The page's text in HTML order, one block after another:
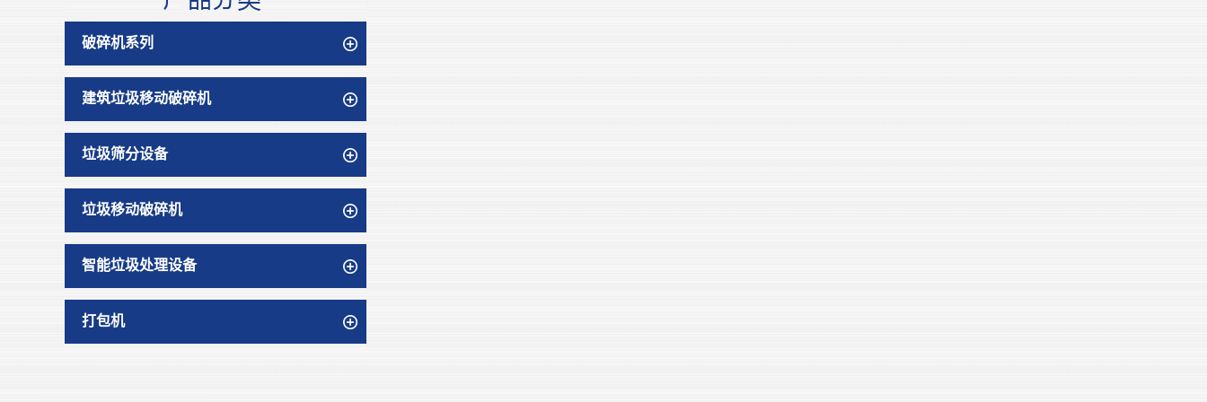
破碎机系列
建筑垃圾移动破碎机
垃圾筛分设备
垃圾移动破碎机
智能垃圾处理设备
打包机